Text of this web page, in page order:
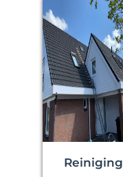
Reiniging